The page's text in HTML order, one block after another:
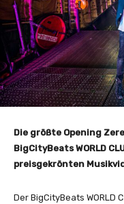
Die größte Opening
BigCityBeats WORLD
preisgekrönten
Der BigCityBeats WORLD